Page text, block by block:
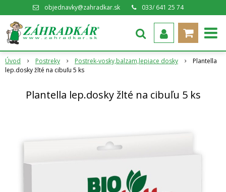
objednavky@zahradkar.sk 033/ 641 25 74
Úvod Postreky Postrek-vosky,balzam,lepiace dosky
Plantella
lep.dosky žlté na cibuľu 5 ks
Plantella lep.dosky žlté na cibuľu 5 ks